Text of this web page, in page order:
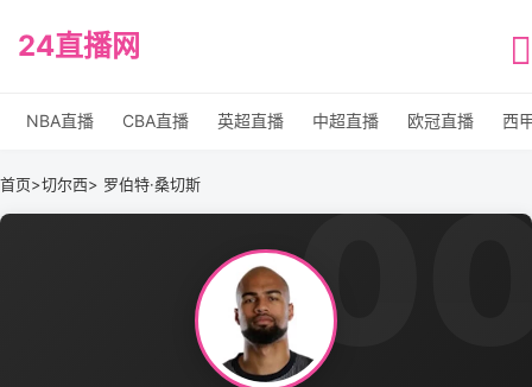
24直播网
NBA直播 CBA直播 英超直播 中超直播 欧冠直播 西
首页>切尔西> 罗伯特·桑切斯